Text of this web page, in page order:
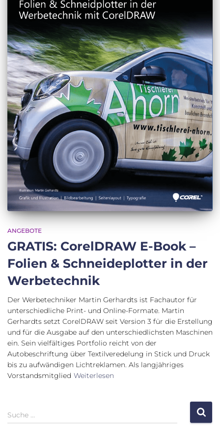
ANGEBOTE
GRATIS: CorelDRAW E-Book –
Folien & Schneideplotter in der
Werbetechnik
Der Werbetechniker Martin Gerhardts ist Fachautor für
unterschiedliche Print- und Online-Formate. Martin
Gerhardts setzt CorelDRAW seit Version 3 für die Erstellung
und für die Ausgabe auf den unterschiedlichsten Maschinen
ein. Sein vielfältiges Portfolio reicht von der
Autobeschriftung über Textilveredelung in Stick und Druck
bis zu aufwändigen Lichtreklamen. Als langjähriges
Vorstandsmitglied Weiterlesen
S
u
Suche …